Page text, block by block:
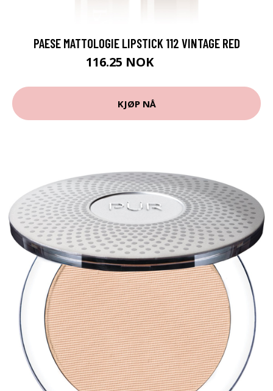
PAESE MATTOLOGIE LIPSTICK 112 VINTAGE RED
116.25 NOK
KJØP NÅ